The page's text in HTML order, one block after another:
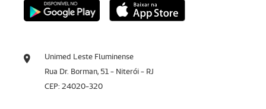
Unimed Leste Fluminense
Rua Dr. Borman, 51 - Niterói - RJ
CEP: 24020-320